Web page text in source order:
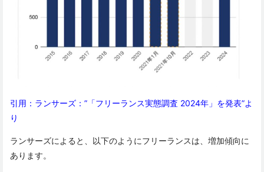
引用：ランサーズ：”「フリーランス実態調査 2024年」を発表”よ
り
ランサーズによると、以下のようにフリーランスは、増加傾向に
あります。